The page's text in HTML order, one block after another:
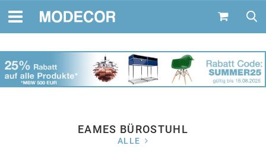
EAMES BÜROSTUHL
ALLE